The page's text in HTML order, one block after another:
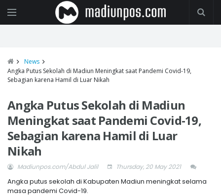
News
Angka Putus Sekolah di Madiun Meningkat saat Pandemi Covid-19,
Sebagian karena Hamil di Luar Nikah
Angka Putus Sekolah di Madiun
Meningkat saat Pandemi Covid-19,
Sebagian karena Hamil di Luar
Nikah
Madiunpos.com/Abdul Jalil Thursday, 20 May 2021
Angka putus sekolah di Kabupaten Madiun meningkat selama
masa pandemi Covid-19.